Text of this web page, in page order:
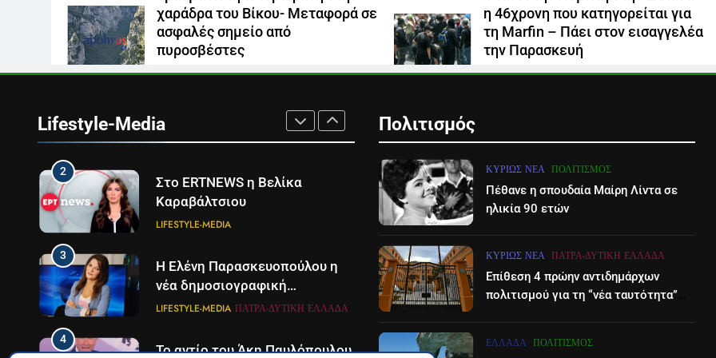
χαράδρα του Βίκου- Μεταφορά σε
ασφαλές σημείο από
πυροσβέστες
6 Αυγούστου 2026
η 46χρονη που κατηγορείται για
τη Marfin – Πάει στον εισαγγελέα
την Παρασκευή
5 Αυγούστου 2026
Lifestyle-Media
Καθημερινή και The New York
Times μαζί σε μια νέα
συνδρομητική πρόταση
LIFESTYLE-MEDIA
24
LIFESTYLE-MEDIA
2
Στο ERTNEWS η Βελίκα
Καραβάλτσιου
LIFESTYLE-MEDIA
3
Η Ελένη Παρασκευοπούλου η
νέα δημοσιογραφική
προσθήκη του ΣΚΑΪ στην
LIFESTYLE-MEDIA ΠΆΤΡΑ-ΔΥΤΙΚΉ ΕΛΛΆΔΑ
4
Το αντίο του Άκη Παυλόπουλου
Πολιτισμός
ΚΥΡΊΩΣ ΝΈΑ ΠΟΛΙΤΙΣΜΌΣ
Πέθανε η σπουδαία Μαίρη Λίντα σε
ηλικία 90 ετών
ΚΥΡΊΩΣ ΝΈΑ ΠΆΤΡΑ-ΔΥΤΙΚΉ ΕΛΛΆΔΑ
Επίθεση 4 πρώην αντιδημάρχων
πολιτισμού για τη “νέα ταυτότητα”
ΕΛΛΆΔΑ ΠΟΛΙΤΙΣΜΌΣ